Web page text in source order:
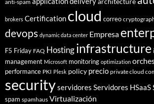
anti-spam
brokers Certification cloud correo
devops dynamic data center Empresa
F5 Friday FAQ Hostinginfrastructure
management Microsoft monitoring optimization
performance PKI Plesk policy precio private cloud
securityservidores Servidores HSaaS
spam spamhaus Virtualización